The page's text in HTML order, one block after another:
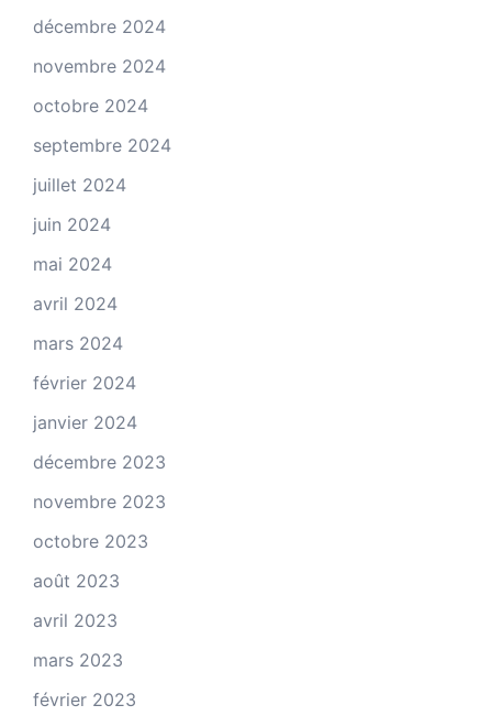
décembre 2024
novembre 2024
octobre 2024
septembre 2024
juillet 2024
juin 2024
mai 2024
avril 2024
mars 2024
février 2024
janvier 2024
décembre 2023
novembre 2023
octobre 2023
août 2023
avril 2023
mars 2023
février 2023